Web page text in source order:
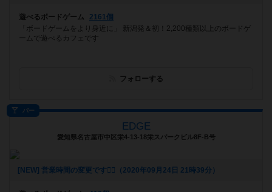
遊べるボードゲーム
2161個
「ボードゲームをより身近に」 新潟発＆初！2,200種類以上のボードゲ
ームで遊べるカフェです
フォローする
バー
EDGE
愛知県名古屋市中区栄4-13-18栄スパークビル8F-B号
[NEW] 営業時間の変更です🙇‍♂️（2020年09月24日 21時39分）